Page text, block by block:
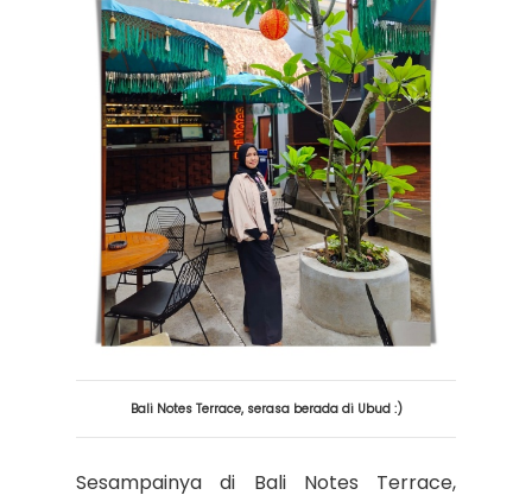
Bali Notes Terrace, serasa berada di Ubud :)
Sesampainya di Bali Notes Terrace,